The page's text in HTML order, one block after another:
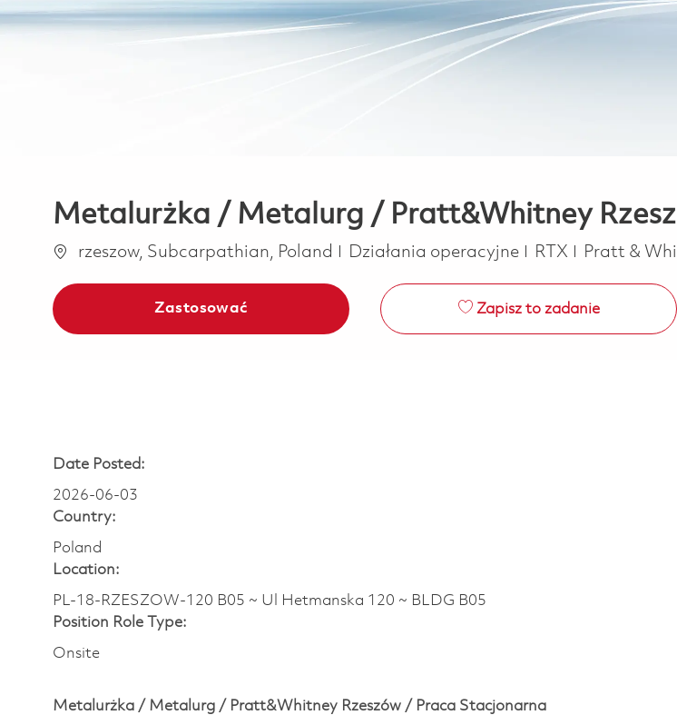
Metalurżka / Metalurg / Pratt&Whitney
Lokalizacja
rzeszow, Subcarpathian, Poland Kategoria
Działania operacyjne RTX Pratt &
Zastosować Zapisz to zadanie
Date Posted:
2026-06-03
Country:
Poland
Location:
PL-18-RZESZOW-120 B05 ~ Ul Hetmanska 120 ~ BLDG B05
Position Role Type:
Onsite
Metalurżka / Metalurg / Pratt&Whitney Rzeszów / Praca Stacjonarna